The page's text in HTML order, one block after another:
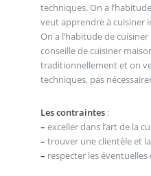
techniques. On a
veut apprendre à cuisiner
On a l’habitude de
conseille de cuisiner
traditionnellement et on
techniques, pas
Les contraintes:
– exceller dans l’art de la
– trouver une clientèle et
– respecter les